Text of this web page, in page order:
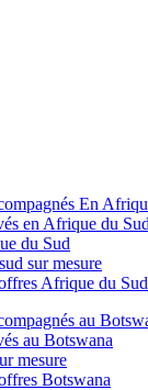
En
en Afrique du Sud
du Sud
sur mesure
Afrique du Sud
au
au Botswana
mesure
Botswana